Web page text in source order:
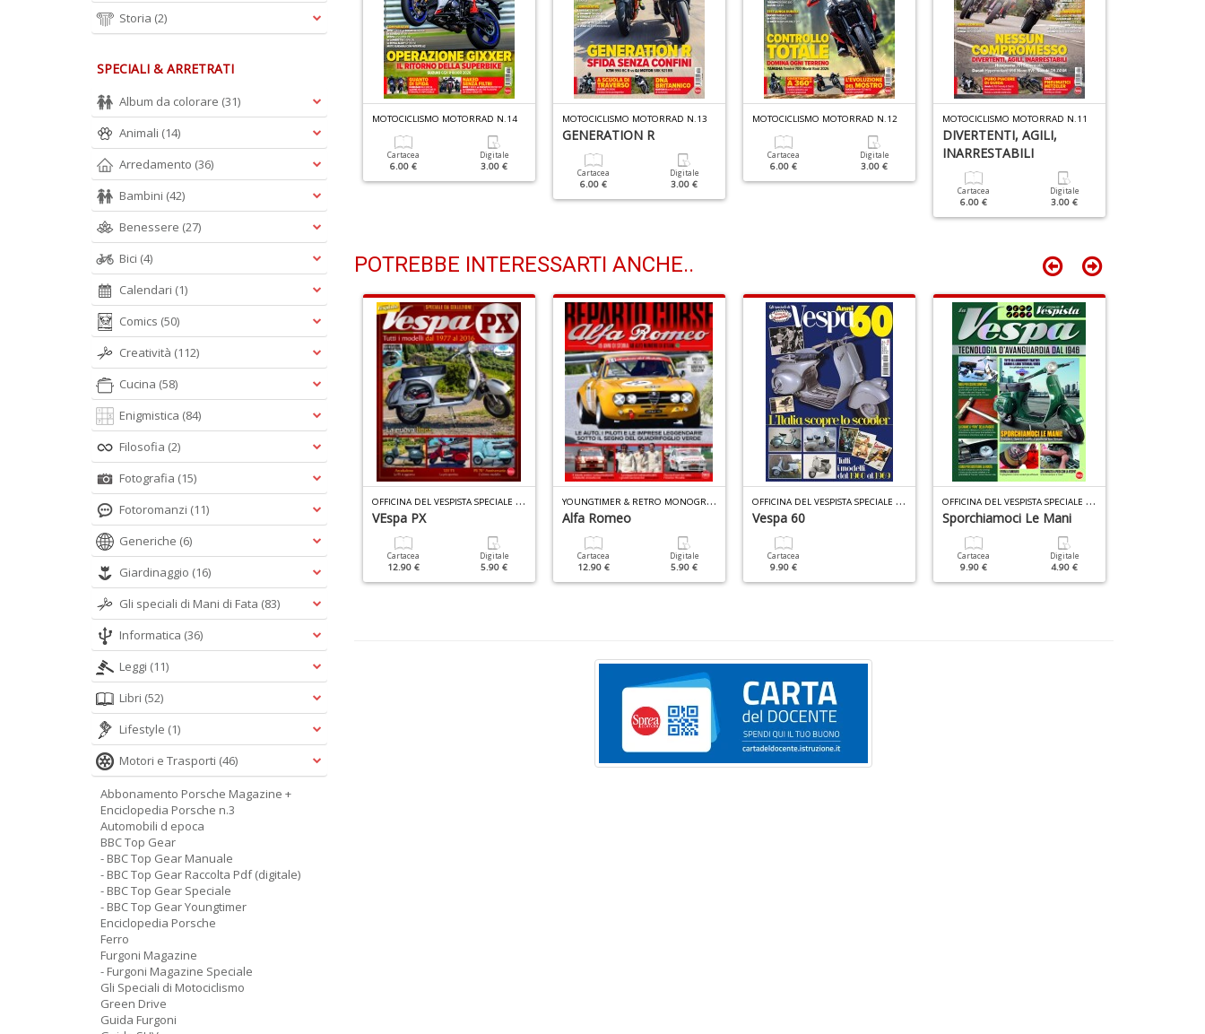
MOTORRAD N.2
3.00 €
MOTOCICLISMO MOTORRAD N.1
6.00 € 3.00 €
MOTOCICLISMO MOTORRAD N.14
Cartacea
6.00 €
Digitale
3.00 €
MOTOCICLISMO MOTORRAD N.13
GENERATION R
Cartacea
6.00 €
Digitale
3.00 €
MOTOCICLISMO MOTORRAD N.12
Cartacea
6.00 €
Digitale
3.00 €
MOTOCICLISMO MOTORRAD N.11
DIVERTENTI, AGILI,
INARRESTABILI
Cartacea
6.00 €
Digitale
3.00 €
POTREBBE INTERESSARTI ANCHE..
I
MANUALI DI OFFICINA DEL VESPISTA SPECIALE N.3
Digitale
4.90 €
Moto Guzzi
Cartacea
9.90 €
Digitale
4.90 €
O
FFICINA DEL VESPISTA SPECIALE N.10
VEspa PX
Cartacea
12.90 €
Digitale
5.90 €
Y
OUNGTIMER & RETRO MONOGRAFIE N.3
Alfa Romeo
Cartacea
12.90 €
Digitale
5.90 €
O
FFICINA DEL VESPISTA SPECIALE N.2
Vespa 60
Cartacea
9.90 €
O
FFICINA DEL VESPISTA SPECIALE N.7
Sporchiamoci Le Mani
Cartacea
9.90 €
Digitale
4.90 €
Storia (2)
SPECIALI & ARRETRATI
Album da colorare (31)
Animali (14)
Arredamento (36)
Bambini (42)
Benessere (27)
Bici (4)
Calendari (1)
Comics (50)
Creatività (112)
Cucina (58)
Enigmistica (84)
Filosofia (2)
Fotografia (15)
Fotoromanzi (11)
Generiche (6)
Giardinaggio (16)
Gli speciali di Mani di Fata (83)
Informatica (36)
Leggi (11)
Libri (52)
Lifestyle (1)
Motori e Trasporti (46)
Abbonamento Porsche Magazine +
Enciclopedia Porsche n.3
Automobili d epoca
BBC Top Gear
- BBC Top Gear Manuale
- BBC Top Gear Raccolta Pdf (digitale)
- BBC Top Gear Speciale
- BBC Top Gear Youngtimer
Enciclopedia Porsche
Ferro
Furgoni Magazine
- Furgoni Magazine Speciale
Gli Speciali di Motociclismo
Green Drive
Guida Furgoni